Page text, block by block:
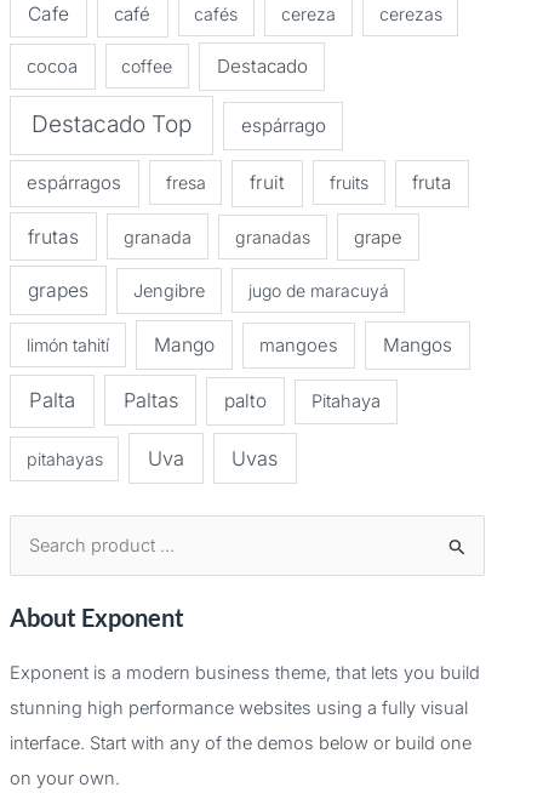
Cafe café cafés cereza cerezas
cocoa coffee Destacado
Destacado Top espárrago
espárragos fresa fruit fruits fruta
frutas granada granadas grape
grapes Jengibre jugo de maracuyá
limón tahití Mango mangoes Mangos
Palta Paltas palto Pitahaya
pitahayas Uva Uvas
s
About Exponent
Exponent is a modern business theme, that lets you build
stunning high performance websites using a fully visual
interface. Start with any of the demos below or build one
on your own.